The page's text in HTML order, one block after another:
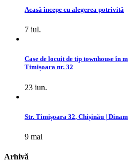
Acasă începe cu alegerea potrivită
7 iul.
Case de locuit de tip townhouse în
Timișoara nr. 32
23 iun.
Str. Timișoara 32, Chișinău |
9 mai
Arhivă